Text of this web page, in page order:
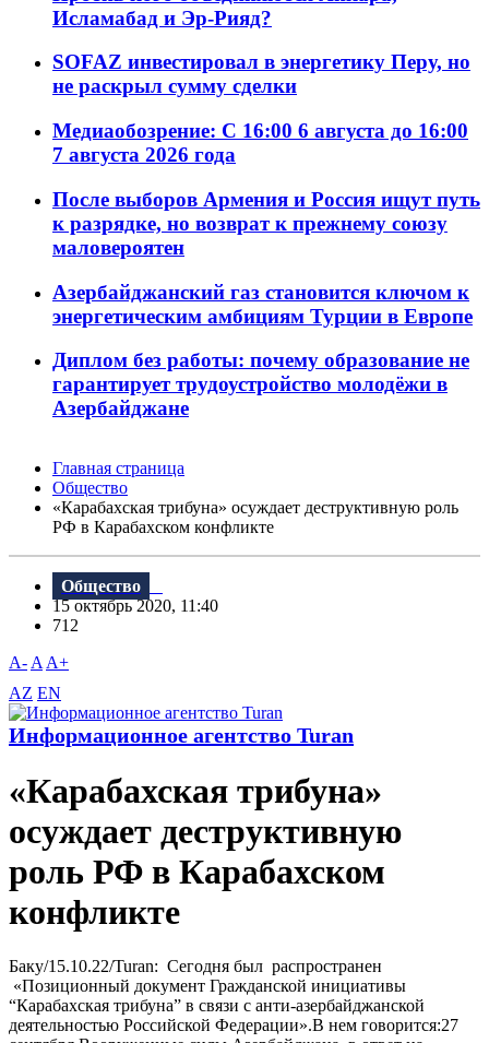
Исламабад и Эр-Рияд?
SOFAZ инвестировал в энергетику Перу, но
не раскрыл сумму сделки
Медиаобозрение: С 16:00 6 августа до 16:00
7 августа 2026 года
После выборов Армения и Россия ищут путь
к разрядке, но возврат к прежнему союзу
маловероятен
Азербайджанский газ становится ключом к
энергетическим амбициям Турции в Европе
Диплом без работы: почему образование не
гарантирует трудоустройство молодёжи в
Азербайджане
Главная страница
Общество
«Карабахская трибуна» осуждает деструктивную роль
РФ в Карабахском конфликте
Общество
15 октябрь 2020, 11:40
712
A- A A+
AZ EN
Информационное агентство Turan
«Карабахская трибуна»
осуждает деструктивную
роль РФ в Карабахском
конфликте
Баку/15.10.22/Turan: Сегодня был распространен
«Позиционный документ Гражданской инициативы
“Карабахская трибуна” в связи с анти-азербайджанской
деятельностью Российской Федерации».В нем говорится:27